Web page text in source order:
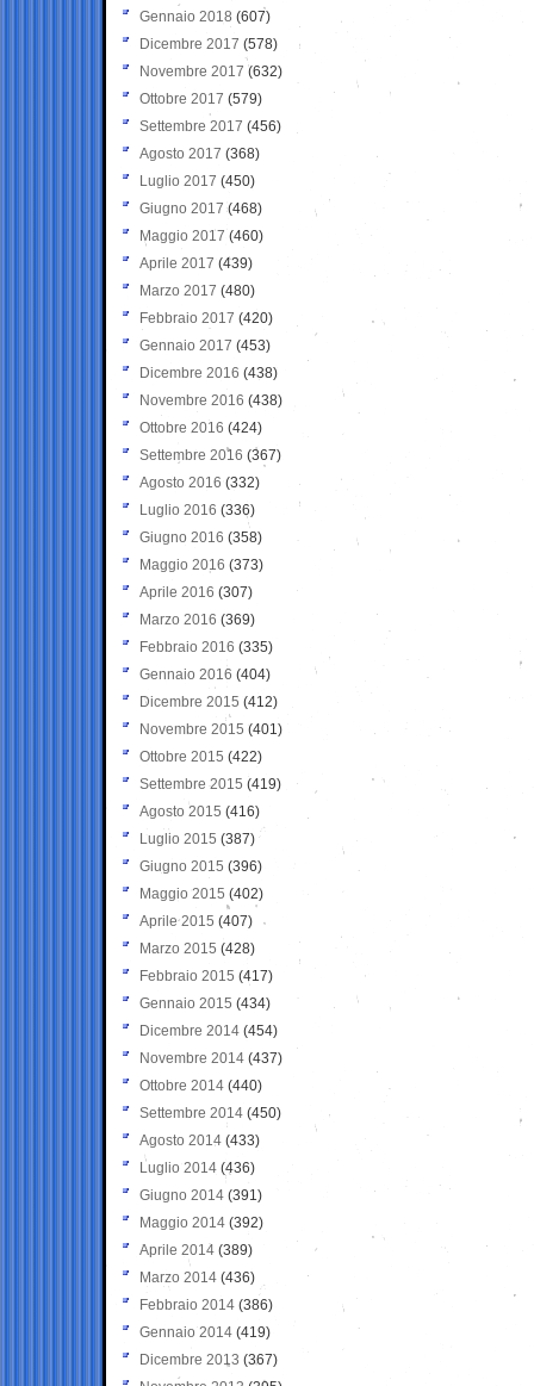
Gennaio 2018 (607)
Dicembre 2017 (578)
Novembre 2017 (632)
Ottobre 2017 (579)
Settembre 2017 (456)
Agosto 2017 (368)
Luglio 2017 (450)
Giugno 2017 (468)
Maggio 2017 (460)
Aprile 2017 (439)
Marzo 2017 (480)
Febbraio 2017 (420)
Gennaio 2017 (453)
Dicembre 2016 (438)
Novembre 2016 (438)
Ottobre 2016 (424)
Settembre 2016 (367)
Agosto 2016 (332)
Luglio 2016 (336)
Giugno 2016 (358)
Maggio 2016 (373)
Aprile 2016 (307)
Marzo 2016 (369)
Febbraio 2016 (335)
Gennaio 2016 (404)
Dicembre 2015 (412)
Novembre 2015 (401)
Ottobre 2015 (422)
Settembre 2015 (419)
Agosto 2015 (416)
Luglio 2015 (387)
Giugno 2015 (396)
Maggio 2015 (402)
Aprile 2015 (407)
Marzo 2015 (428)
Febbraio 2015 (417)
Gennaio 2015 (434)
Dicembre 2014 (454)
Novembre 2014 (437)
Ottobre 2014 (440)
Settembre 2014 (450)
Agosto 2014 (433)
Luglio 2014 (436)
Giugno 2014 (391)
Maggio 2014 (392)
Aprile 2014 (389)
Marzo 2014 (436)
Febbraio 2014 (386)
Gennaio 2014 (419)
Dicembre 2013 (367)